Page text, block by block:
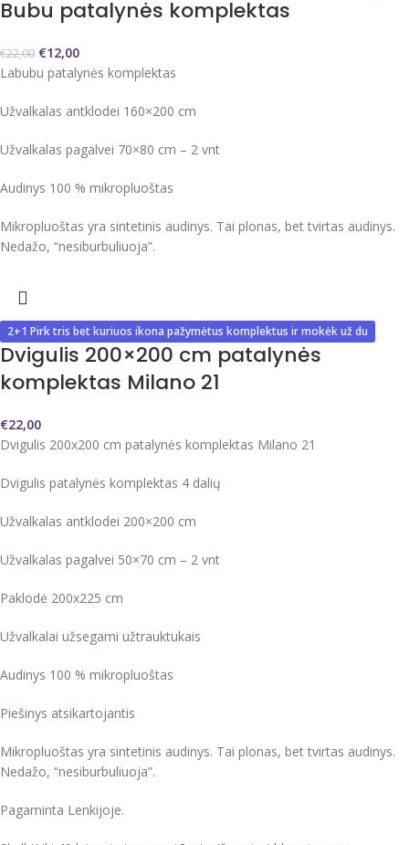
Bubu patalynės komplektas
€22,00 €12,00
Labubu patalynės komplektas
Užvalkalas antklodei 160×200 cm
Užvalkalas pagalvei 70×80 cm – 2 vnt
Audinys 100 % mikropluoštas
Mikropluoštas yra sintetinis audinys. Tai plonas, bet tvirtas audinys.
Nedažo, “nesiburbuliuoja”.
2+1 Pirk tris bet kuriuos ikona pažymėtus komplektus ir mokėk už du
Dvigulis 200×200 cm patalynės
komplektas Milano 21
€22,00
Dvigulis 200x200 cm patalynės komplektas Milano 21
Dvigulis patalynės komplektas 4 dalių
Užvalkalas antklodei 200×200 cm
Užvalkalas pagalvei 50×70 cm – 2 vnt
Paklodė 200x225 cm
Užvalkalai užsegami užtrauktukais
Audinys 100 % mikropluoštas
Piešinys atsikartojantis
Mikropluoštas yra sintetinis audinys. Tai plonas, bet tvirtas audinys.
Nedažo, “nesiburbuliuoja”.
Pagaminta Lenkijoje.